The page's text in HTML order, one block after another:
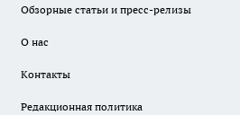
Обзорные статьи и пресс-релизы
О нас
Контакты
Редакционная политика